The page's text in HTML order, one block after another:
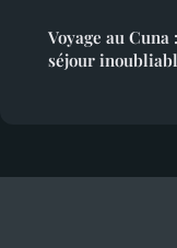
Voyage au
séjour